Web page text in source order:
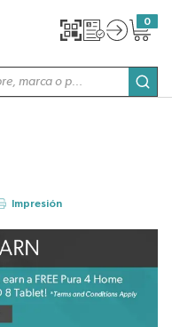
0
{0}
Impresión